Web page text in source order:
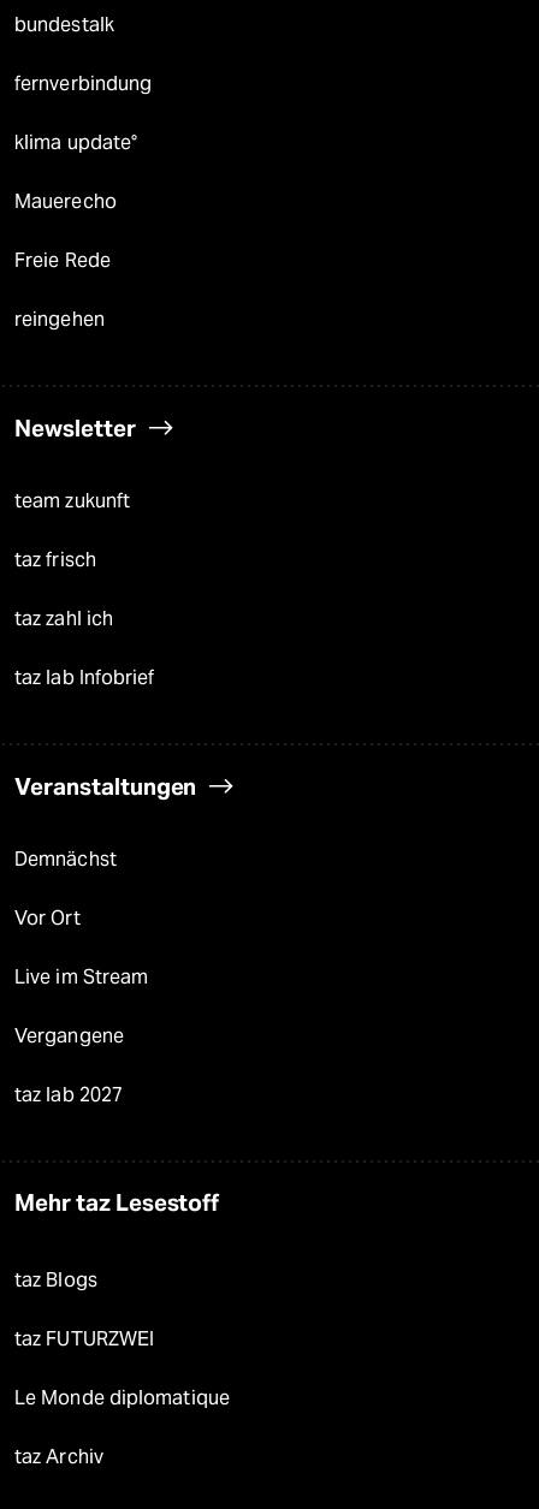
bundestalk
fernverbindung
klima update°
Mauerecho
Freie Rede
reingehen
Newsletter
team zukunft
taz frisch
taz zahl ich
taz lab Infobrief
Veranstaltungen
Demnächst
Vor Ort
Live im Stream
Vergangene
taz lab 2027
Mehr taz Lesestoff
taz Blogs
taz FUTURZWEI
Le Monde diplomatique
taz Archiv